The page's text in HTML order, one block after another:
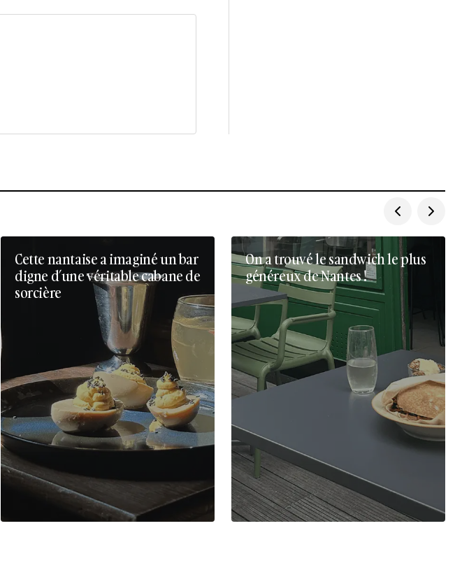
Cette nantaise a imaginé un bar
digne d’une véritable cabane de
sorcière
On a trouvé le sandwich le plus
généreux de Nantes !